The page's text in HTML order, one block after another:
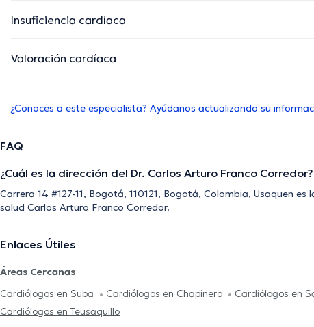
Insuficiencia cardíaca
Valoración cardíaca
¿Conoces a este especialista? Ayúdanos actualizando su
FAQ
¿Cuál es la dirección del Dr. Carlos Arturo Franco Corredor?
Carrera 14 #127-11, Bogotá, 110121, Bogotá, Colombia, Usaquen
salud Carlos Arturo Franco Corredor.
Enlaces Útiles
Áreas Cercanas
Cardiólogos en Suba
Cardiólogos en Chapinero
Cardiólogos en
Cardiólogos en Teusaquillo